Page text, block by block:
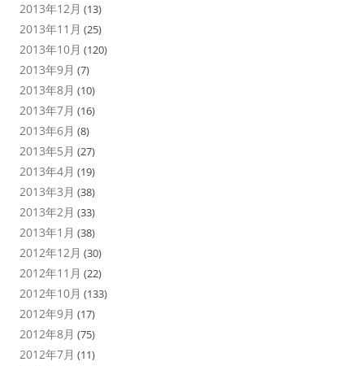
2013年12月 (13)
2013年11月 (25)
2013年10月 (120)
2013年9月 (7)
2013年8月 (10)
2013年7月 (16)
2013年6月 (8)
2013年5月 (27)
2013年4月 (19)
2013年3月 (38)
2013年2月 (33)
2013年1月 (38)
2012年12月 (30)
2012年11月 (22)
2012年10月 (133)
2012年9月 (17)
2012年8月 (75)
2012年7月 (11)